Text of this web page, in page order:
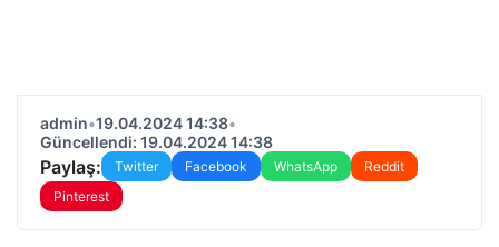
admin•19.04.2024 14:38•
Güncellendi: 19.04.2024 14:38
Paylaş: Twitter Facebook WhatsApp
Reddit
Pinterest